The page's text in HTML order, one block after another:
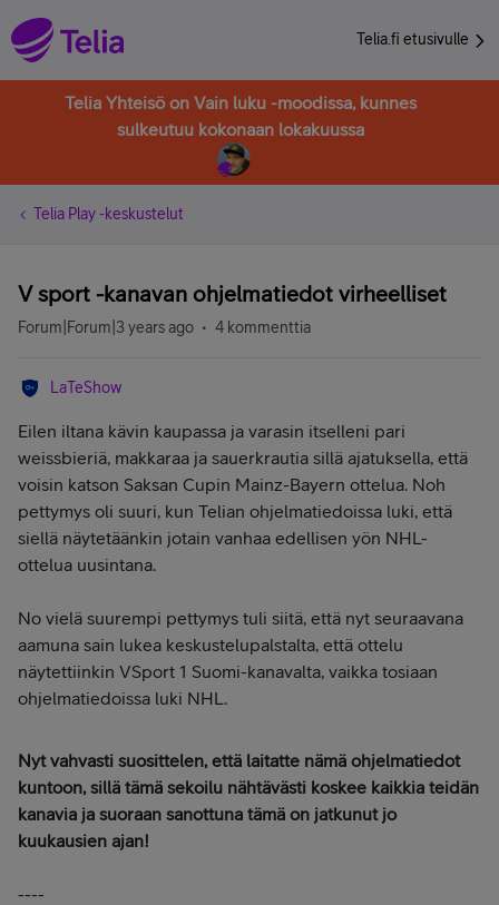
Telia.fi etusivulle
Telia Yhteisö on Vain luku -moodissa, kunnes
sulkeutuu kokonaan lokakuussa
Telia Play -keskustelut
V sport -kanavan ohjelmatiedot virheelliset
Forum|Forum|3 years ago 4 kommenttia
LaTeShow
Eilen iltana kävin kaupassa ja varasin itselleni pari
weissbieriä, makkaraa ja sauerkrautia sillä ajatuksella, että
voisin katson Saksan Cupin Mainz-Bayern ottelua. Noh
pettymys oli suuri, kun Telian ohjelmatiedoissa luki, että
siellä näytetäänkin jotain vanhaa edellisen yön NHL-
ottelua uusintana.
No vielä suurempi pettymys tuli siitä, että nyt seuraavana
aamuna sain lukea keskustelupalstalta, että ottelu
näytettiinkin VSport 1 Suomi-kanavalta, vaikka tosiaan
ohjelmatiedoissa luki NHL.
Nyt vahvasti suosittelen, että laitatte nämä ohjelmatiedot
kuntoon, sillä tämä sekoilu nähtävästi koskee kaikkia teidän
kanavia ja suoraan sanottuna tämä on jatkunut jo
kuukausien ajan!
----